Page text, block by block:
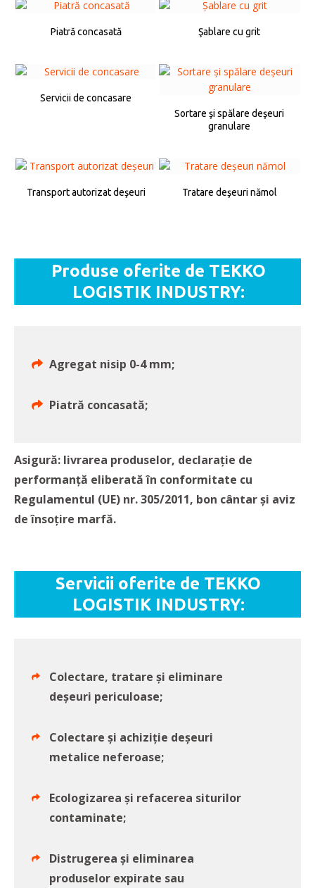
Piatră concasată Şablare cu grit
Servicii de concasare
Sortare şi spălare deşeuri
granulare
Transport autorizat deşeuri Tratare deşeuri nămol
Produse oferite de TEKKO
LOGISTIK INDUSTRY:
Agregat nisip 0-4 mm;
Piatră concasată;
Asigură: livrarea produselor, declaraţie de
performanţă eliberată în conformitate cu
Regulamentul (UE) nr. 305/2011, bon cântar şi aviz
de însoţire marfă.
Servicii oferite de TEKKO
LOGISTIK INDUSTRY:
Colectare, tratare şi eliminare
deşeuri periculoase;
Colectare şi achiziţie deşeuri
metalice neferoase;
Ecologizarea şi refacerea siturilor
contaminate;
Distrugerea şi eliminarea
produselor expirate sau